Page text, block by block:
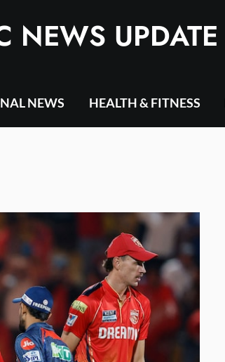
NEWS UPDATE
NEWS HEALTH & FITNESS